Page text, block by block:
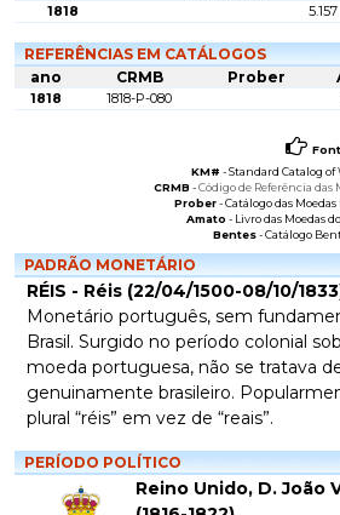
1818 5.157
REFERÊNCIAS EM CATÁLOGOS
ano CRMB Prober
1818 1818-P-080
KM# -Standard Catalog of
CRMB -Código de Referência das
Prober-Catálogo das
Amato - Livro das Moedas
Bentes-Catálogo
PADRÃO MONETÁRIO
RÉIS - Réis (22/04/1500-08/10/
Monetário português, sem
Brasil. Surgido no período colonial
moeda portuguesa, não se tratava
genuinamente brasileiro.
plural “réis” em vez de “reais”.
PERÍODO POLÍTICO
Reino Unido, D. João